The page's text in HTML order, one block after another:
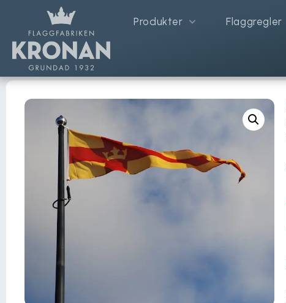
Produkter Flaggregler
Hem /Flaggor & Vimplar